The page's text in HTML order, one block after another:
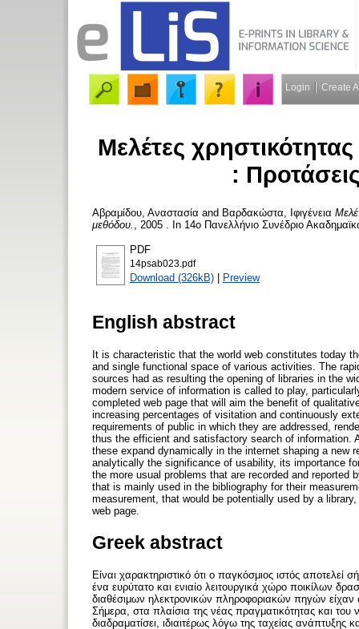
Login Create
Μελέτες
:
Αβραμίδου, Αναστασία and Βαρδακώστα, Ιφιγένεια
μεθόδου.
, 2005 . In 14ο Πανελλήνιο Συνέδριο
PDF
14psab023.pdf
Download (326kB) | Preview
English abstract
It is characteristic that the world web constitutes today
and single functional space of various activities. The
sources had as resulting the opening of libraries in the
modern service of information is called to play,
completed web page that will aim the benefit of
increasing percentages of visitation and continuously
requirements of public in which they are addressed,
thus the efficient and satisfactory search of
these expand dynamically in the internet shaping a new
analytically the significance of usability, its importance
the more usual problems that are recorded and
that is mainly used in the bibliography for their
measurement, that would be potentially used by a
web page.
Greek abstract
Είναι χαρακτηριστικό ότι ο παγκόσμιος ιστός αποτελεί
ένα ευρύτατο και ενιαίο λειτουργικά χώρο ποικίλων
διαθέσιμων ηλεκτρονικών πληροφοριακών πηγών
Σήμερα, στα πλαίσια της νέας πραγματικότητας και
διαδραματίσει, ιδιαιτέρως λόγω της ταχείας